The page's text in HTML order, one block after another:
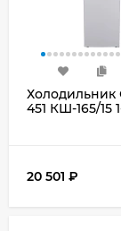
Холодильник
451 КШ-165/15
20 501 ₽